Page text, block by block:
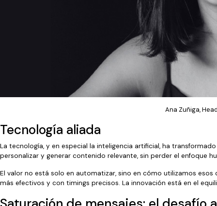
Ana Zuñiga,
Tecnología aliada
La tecnología, y en especial la inteligencia artificial, ha
personalizar y generar contenido relevante, sin perder el enfoque
El valor no está solo en automatizar, sino en cómo utilizamos
más efectivos y con timings precisos. La innovación está en el